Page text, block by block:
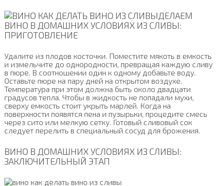
ДЕЛАЕМ
ВИНО В ДОМАШНИХ УСЛОВИЯХ ИЗ СЛИВЫ:
ПРИГОТОВЛЕНИЕ
Удалите из плодов косточки. Поместите мякоть в емкость
и измельчите до однородности, превращая каждую сливу
в пюре. В соотношении один к одному добавьте воду.
Оставьте пюре на пару дней на открытом воздухе.
Температура при этом должна быть около двадцати
градусов тепла. Чтобы в жидкость не попадали мухи,
сверху емкость стоит укрыть марлей. Когда на
поверхности появятся пена и пузырьки, процедите смесь
через сито или мелкую сетку. Готовый сливовый сок
следует перелить в специальный сосуд для брожения.
ВИНО В ДОМАШНИХ УСЛОВИЯХ ИЗ СЛИВЫ:
ЗАКЛЮЧИТЕЛЬНЫЙ ЭТАП